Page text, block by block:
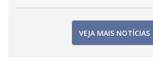
VEJA MAIS NOTÍCIAS